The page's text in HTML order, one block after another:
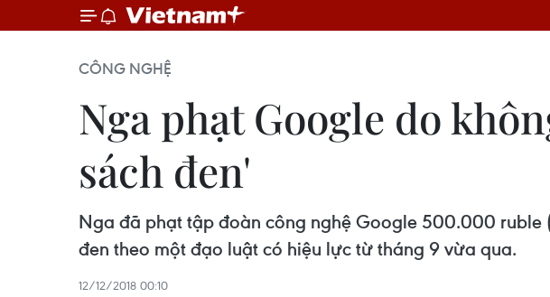
CÔNG NGHỆ
Nga phạt Google do
sách đen'
Nga đã phạt tập đoàn công nghệ Google 500.000 ruble
đen theo một đạo luật có hiệu lực từ tháng 9 vừa qua.
12/12/2018 00:10